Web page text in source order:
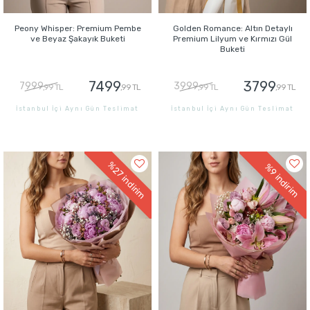
Peony Whisper: Premium Pembe
ve Beyaz Şakayık Buketi
7999,99 TL 7499,99 TL
İstanbul İçi Aynı Gün Teslimat
Golden Romance: Altın Detaylı
Premium Lilyum ve Kırmızı Gül
Buketi
3999,99 TL 3799,99 TL
İstanbul İçi Aynı Gün Teslimat
%27
indirim
%9
indirim